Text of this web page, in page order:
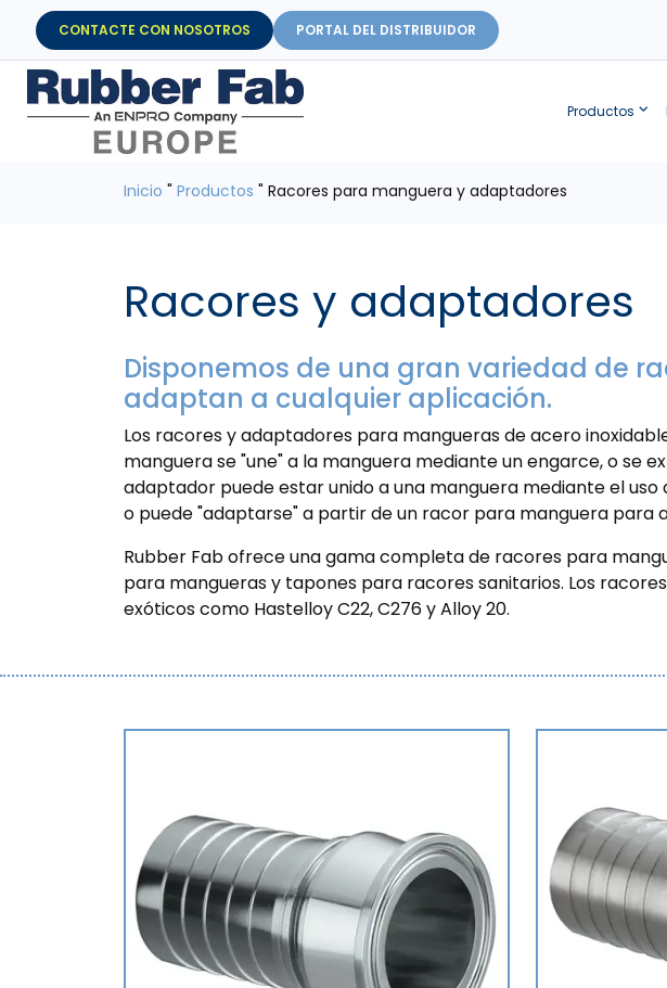
CONTACTE CON NOSOTROS PORTAL DEL DISTRIBUIDOR
Productos
Inicio " Productos " Racores para manguera y adaptadores
Racores y adaptadores
Disponemos de una gran variedad de
adaptan a cualquier aplicación.
Los racores y adaptadores para mangueras de acero
manguera se "une" a la manguera mediante un engarce, o
adaptador puede estar unido a una manguera mediante el
o puede "adaptarse" a partir de un racor para manguera para
Rubber Fab ofrece una gama completa de racores para
para mangueras y tapones para racores sanitarios. Los
exóticos como Hastelloy C22, C276 y Alloy 20.